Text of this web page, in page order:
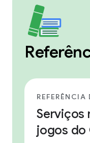
REFERÊNCIA
Serviços
jogos do